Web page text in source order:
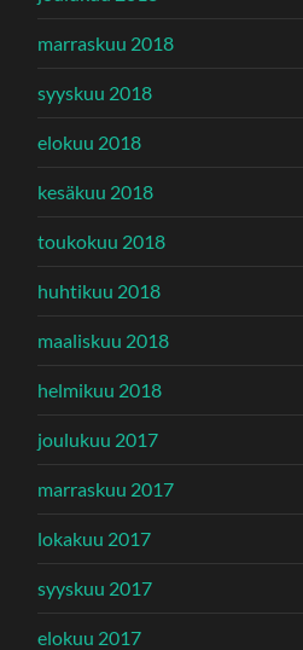
marraskuu 2018
syyskuu 2018
elokuu 2018
kesäkuu 2018
toukokuu 2018
huhtikuu 2018
maaliskuu 2018
helmikuu 2018
joulukuu 2017
marraskuu 2017
lokakuu 2017
syyskuu 2017
elokuu 2017